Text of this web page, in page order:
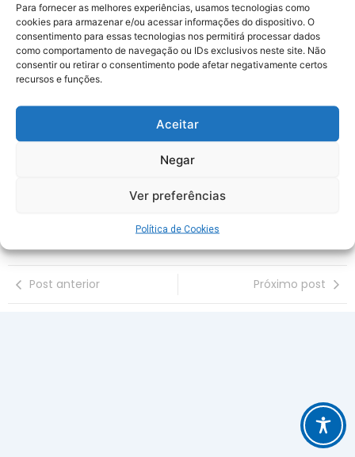
Para fornecer as melhores experiências, usamos tecnologias como
cookies para armazenar e/ou acessar informações do dispositivo. O
consentimento para essas tecnologias nos permitirá processar dados
como comportamento de navegação ou IDs exclusivos neste site. Não
consentir ou retirar o consentimento pode afetar negativamente certos
recursos e funções.
Aceitar
Negar
Ver preferências
Política de Cookies
60 anos do Sindaema
Post anterior Próximo post